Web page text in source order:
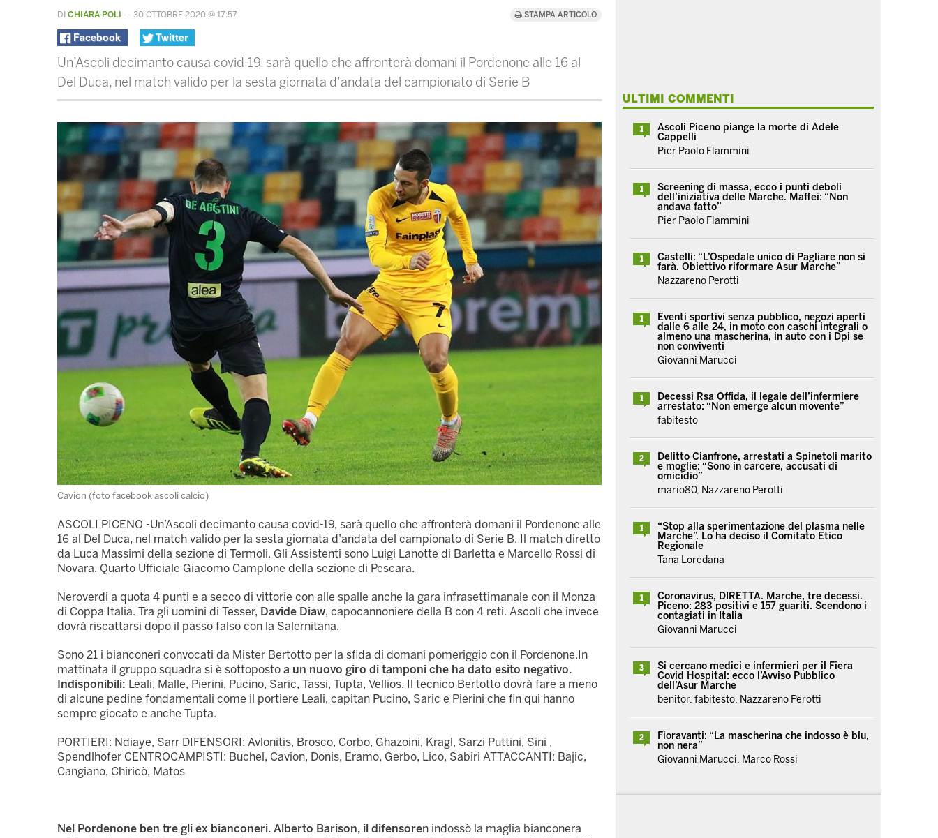
DI CHIARA POLI — 30 OTTOBRE 2020 @ 17:57 STAMPA ARTICOLO
Facebook Twitter
Un’Ascoli decimanto causa covid-19, sarà quello che affronterà domani il Pordenone alle 16 al
Del Duca, nel match valido per la sesta giornata d’andata del campionato di Serie B
Cavion (foto facebook ascoli calcio)
ASCOLI PICENO -Un’Ascoli decimanto causa covid-19, sarà quello che affronterà domani il Pordenone alle
16 al Del Duca, nel match valido per la sesta giornata d’andata del campionato di Serie B. Il match diretto
da Luca Massimi della sezione di Termoli. Gli Assistenti sono Luigi Lanotte di Barletta e Marcello Rossi di
Novara. Quarto Ufficiale Giacomo Camplone della sezione di Pescara.
Neroverdi a quota 4 punti e a secco di vittorie con alle spalle anche la gara infrasettimanale con il Monza
di Coppa Italia. Tra gli uomini di Tesser, Davide Diaw, capocannoniere della B con 4 reti. Ascoli che invece
dovrà riscattarsi dopo il passo falso con la Salernitana.
Sono 21 i bianconeri convocati da Mister Bertotto per la sfida di domani pomeriggio con il Pordenone.In
mattinata il gruppo squadra si è sottoposto a un nuovo giro di tamponi che ha dato esito negativo.
Indisponibili: Leali, Malle, Pierini, Pucino, Saric, Tassi, Tupta, Vellios. Il tecnico Bertotto dovrà fare a meno
di alcune pedine fondamentali come il portiere Leali, capitan Pucino, Saric e Pierini che fin qui hanno
sempre giocato e anche Tupta.
PORTIERI: Ndiaye, Sarr DIFENSORI: Avlonitis, Brosco, Corbo, Ghazoini, Kragl, Sarzi Puttini, Sini ,
Spendlhofer CENTROCAMPISTI: Buchel, Cavion, Donis, Eramo, Gerbo, Lico, Sabiri ATTACCANTI: Bajic,
Cangiano, Chiricò, Matos
Nel Pordenone ben tre gli ex bianconeri. Alberto Barison, il difensoren indossò la maglia bianconera
ULTIMI COMMENTI
1
Ascoli Piceno piange la morte di Adele
Cappelli
Pier Paolo Flammini
1
Screening di massa, ecco i punti deboli
dell’iniziativa delle Marche. Maffei: “Non
andava fatto”
Pier Paolo Flammini
1
Castelli: “L’Ospedale unico di Pagliare non si
farà. Obiettivo riformare Asur Marche”
Nazzareno Perotti
1
Eventi sportivi senza pubblico, negozi aperti
dalle 6 alle 24, in moto con caschi integrali o
almeno una mascherina, in auto con i Dpi se
non conviventi
Giovanni Marucci
1
Decessi Rsa Offida, il legale dell’infermiere
arrestato: “Non emerge alcun movente”
fabitesto
2
Delitto Cianfrone, arrestati a Spinetoli marito
e moglie: “Sono in carcere, accusati di
omicidio”
mario80, Nazzareno Perotti
1
“Stop alla sperimentazione del plasma nelle
Marche”. Lo ha deciso il Comitato Etico
Regionale
Tana Loredana
1
Coronavirus, DIRETTA. Marche, tre decessi.
Piceno: 283 positivi e 157 guariti. Scendono i
contagiati in Italia
Giovanni Marucci
3
Si cercano medici e infermieri per il Fiera
Covid Hospital: ecco l’Avviso Pubblico
dell’Asur Marche
benitor, fabitesto, Nazzareno Perotti
2
Fioravanti: “La mascherina che indosso è blu,
non nera”
Giovanni Marucci, Marco Rossi